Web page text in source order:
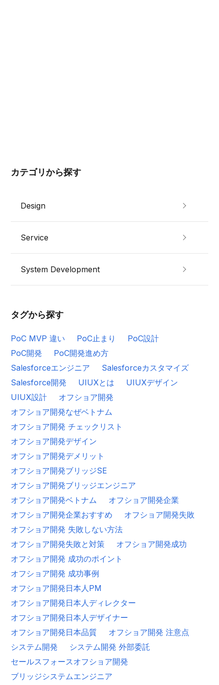
カテゴリから探す
Design
Service
System Development
タグから探す
PoC MVP 違い PoC止まり
PoC設計
PoC開発
PoC開発進め方
Salesforceエンジニア
Salesforceカスタマイズ
Salesforce開発
UIUXとは
UIUXデザイン
UIUX設計
オフショア開発
オフショア開発なぜベトナム
オフショア開発 チェックリスト
オフショア開発デザイン
オフショア開発デメリット
オフショア開発ブリッジSE
オフショア開発ブリッジエンジニア
オフショア開発ベトナム
オフショア開発企業
オフショア開発企業おすすめ
オフショア開発失敗
オフショア開発 失敗しない方法
オフショア開発失敗と対策
オフショア開発成功
オフショア開発 成功のポイント
オフショア開発 成功事例
オフショア開発日本人PM
オフショア開発日本人ディレクター
オフショア開発日本人デザイナー
オフショア開発日本品質
オフショア開発 注意点
システム開発
システム開発 外部委託
セールスフォースオフショア開発
ブリッジシステムエンジニア